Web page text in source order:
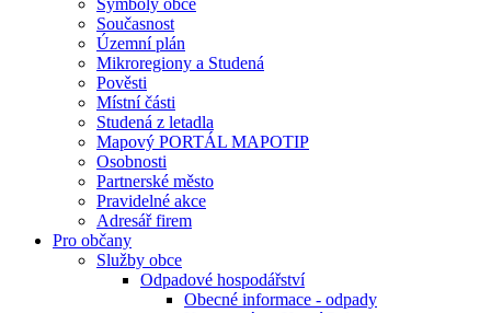
Symboly obce
Současnost
Územní plán
Mikroregiony a Studená
Pověsti
Místní části
Studená z letadla
Mapový PORTÁL MAPOTIP
Osobnosti
Partnerské město
Pravidelné akce
Adresář firem
Pro občany
Služby obce
Odpadové hospodářství
Obecné informace - odpady